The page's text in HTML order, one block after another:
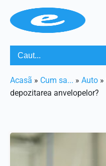
Acasã » Cum sa... » Auto »
depozitarea anvelopelor?